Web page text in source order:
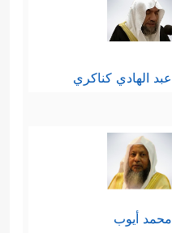
عبد الهادي كناكري
محمد أيوب